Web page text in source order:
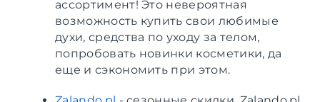
ассортимент! Это невероятная
возможность купить свои любимые
духи, средства по уходу за телом,
попробовать новинки косметики, да
еще и сэкономить при этом.